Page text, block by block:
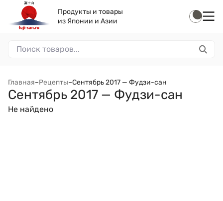
Продукты и товары
из Японии и Азии
Главная–Рецепты–Сентябрь 2017 — Фудзи-сан
Сентябрь 2017 — Фудзи-сан
Не найдено